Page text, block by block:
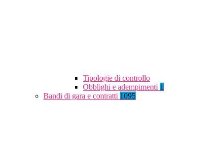
Tipologie di controllo
Obblighi e adempimenti 1
Bandi di gara e contratti 1095